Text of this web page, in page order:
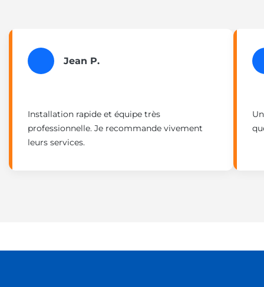
Jean P.
Installation rapide et équipe très
professionnelle. Je recommande vivement
leurs services.